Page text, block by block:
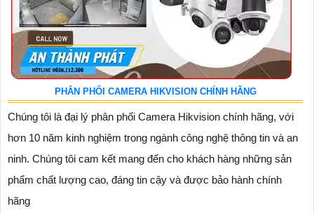
PHÂN PHỐI CAMERA HIKVISION CHÍNH HÃNG
Chúng tôi là đại lý phân phối Camera Hikvision chính hãng, với
hơn 10 năm kinh nghiệm trong ngành công nghệ thông tin và an
ninh. Chúng tôi cam kết mang đến cho khách hàng những sản
phẩm chất lượng cao, đáng tin cậy và được bảo hành chính
hãng